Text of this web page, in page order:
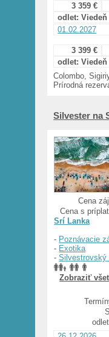
3 359 €
odlet: Viedeň
01.02.2027
3 399 €
odlet: Viedeň
Colombo,
Prírodná
Silvester na
Cena
Cena s
Srí Lanka
- Poznávacie
- Exotika
-Silvestrovský
Zobraziť